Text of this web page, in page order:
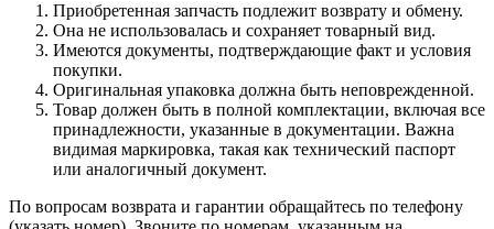
Приобретенная запчасть подлежит возврату и обмену.
Она не использовалась и сохраняет товарный вид.
Имеются документы, подтверждающие факт и условия
покупки.
Оригинальная упаковка должна быть неповрежденной.
Товар должен быть в полной комплектации, включая все
принадлежности, указанные в документации. Важна
видимая маркировка, такая как технический паспорт
или аналогичный документ.
По вопросам возврата и гарантии обращайтесь по телефону